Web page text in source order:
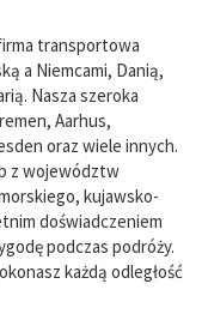
transportowa
a Niemcami, Danią,
Nasza szeroka
Aarhus,
oraz wiele innych.
z województw
kujawsko-
doświadczeniem
podczas podróży.
każdą odległość